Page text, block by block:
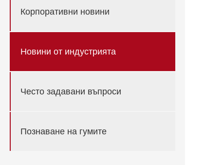
Корпоративни новини
Новини от индустрията
Често задавани въпроси
Познаване на гумите